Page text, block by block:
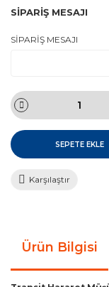
SİPARİŞ MESAJI
SİPARİŞ MESAJI
SEPETE EKLE
Karşılaştır
Ürün Bilgisi